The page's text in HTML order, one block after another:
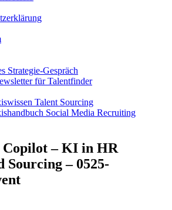
Strategie-Gespräch
für Talentfinder
Talent Sourcing
Social Media Recruiting
– KI in HR
Sourcing – 0525-